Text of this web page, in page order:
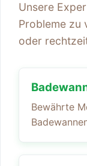
Unsere
Probleme zu
oder
Bewährte